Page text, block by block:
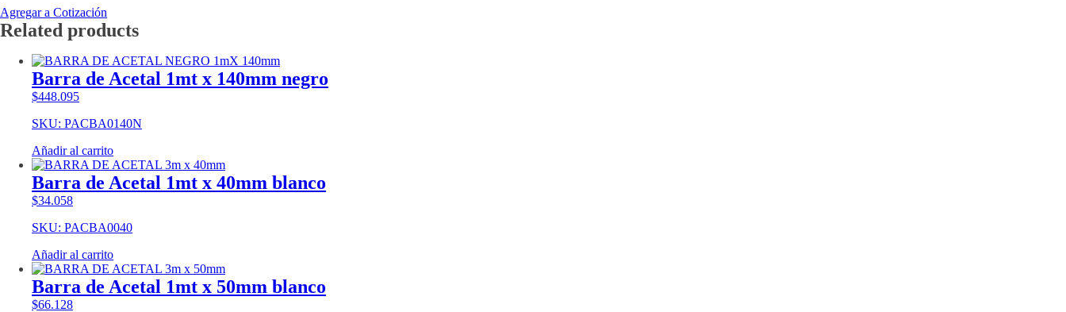
Agregar a Cotización
Related products
Barra de Acetal 1mt x 140mm negro
$448.095
SKU: PACBA0140N
Añadir al carrito
Barra de Acetal 1mt x 40mm blanco
$34.058
SKU: PACBA0040
Añadir al carrito
Barra de Acetal 1mt x 50mm blanco
$66.128